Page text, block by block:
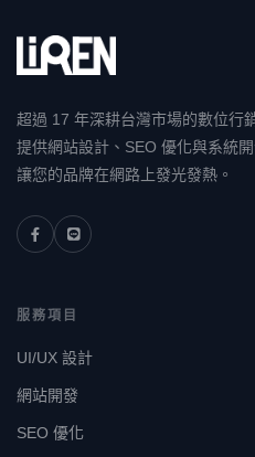
超過 17 年深耕台灣市場的數位行
提供網站設計、SEO 優化與系統開
讓您的品牌在網路上發光發熱。
服務項目
UI/UX 設計
網站開發
SEO 優化